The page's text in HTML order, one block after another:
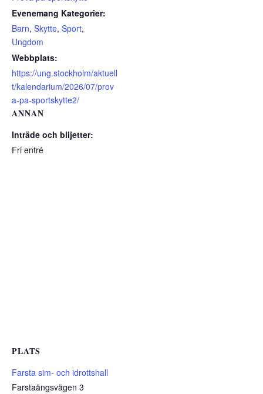
Evenemang Kategorier:
Barn, Skytte, Sport,
Ungdom
Webbplats:
https://ung.stockholm/aktuell
t/kalendarium/2026/07/prov
a-pa-sportskytte2/
ANNAN
Inträde och biljetter:
Fri entré
PLATS
Farsta sim- och idrottshall
Farstaängsvägen 3